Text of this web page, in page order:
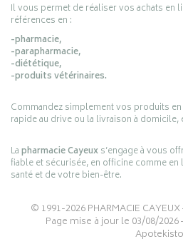
Il vous permet de réaliser vos achats en
références en :
-pharmacie,
-parapharmacie,
-diététique,
-produits vétérinaires.
Commandez simplement vos produits
rapide au drive ou la livraison à
Lapharmacie Cayeuxs’engage à vous
fiable et sécurisée, en officine comme
santé et de votre bien-être.
© 1991-2026PHARMACIE CAYEUX
Page mise à jour le 03/08/2026
Apotekisto